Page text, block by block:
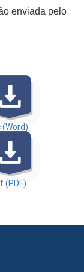
enviada pelo
(Word)
(PDF)